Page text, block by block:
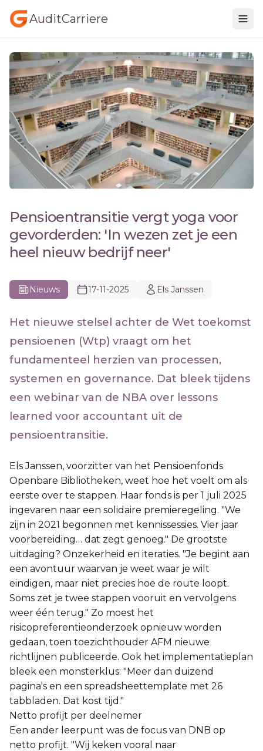
AuditCarriere
Pensioentransitie vergt yoga voor
gevorderden: 'In wezen zet je een
heel nieuw bedrijf neer'
Nieuws 17-11-2025 Els Janssen
Het nieuwe stelsel achter de Wet toekomst
pensioenen (Wtp) vraagt om het
fundamenteel herzien van processen,
systemen en governance. Dat bleek tijdens
een webinar van de NBA over lessons
learned voor accountant uit de
pensioentransitie.
Els Janssen, voorzitter van het Pensioenfonds
Openbare Bibliotheken, weet hoe het voelt om als
eerste over te stappen. Haar fonds is per 1 juli 2025
ingevaren naar een solidaire premieregeling. "We
zijn in 2021 begonnen met kennissessies. Vier jaar
voorbereiding… dat zegt genoeg." De grootste
uitdaging? Onzekerheid en iteraties. "Je begint aan
een avontuur waarvan je weet waar je wilt
eindigen, maar niet precies hoe de route loopt.
Soms zet je twee stappen vooruit en vervolgens
weer één terug." Zo moest het
risicopreferentieonderzoek opnieuw worden
gedaan, toen toezichthouder AFM nieuwe
richtlijnen publiceerde. Ook het implementatieplan
bleek een monsterklus: "Meer dan duizend
pagina's en een spreadsheettemplate met 26
tabbladen. Dat kost tijd."
Netto profijt per deelnemer
Een ander leerpunt was de focus van DNB op
netto profijt. "Wij keken vooral naar